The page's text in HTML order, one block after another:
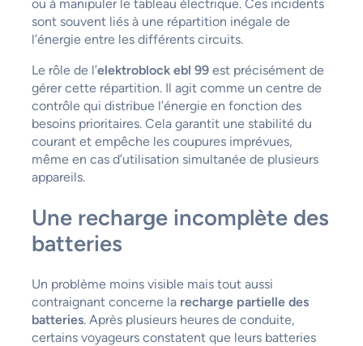
ou à manipuler le tableau électrique. Ces incidents
sont souvent liés à une répartition inégale de
l’énergie entre les différents circuits.
Le rôle de l’elektroblock ebl 99est précisément de
gérer cette répartition. Il agit comme un centre de
contrôle qui distribue l’énergie en fonction des
besoins prioritaires. Cela garantit une stabilité du
courant et empêche les coupures imprévues,
même en cas d’utilisation simultanée de plusieurs
appareils.
Une recharge incomplète des
batteries
Un problème moins visible mais tout aussi
contraignant concerne la recharge partielle des
batteries. Après plusieurs heures de conduite,
certains voyageurs constatent que leurs batteries